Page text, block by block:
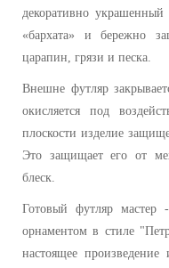
декоративно украшенный
«бархата» и бережно
царапин, грязи и песка.
Внешне футляр
окисляется под
плоскости изделие
Это защищает его от
блеск.
Готовый футляр мастер
орнаментом в стиле
настоящее